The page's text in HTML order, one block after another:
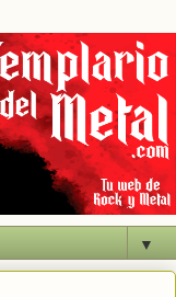
▼